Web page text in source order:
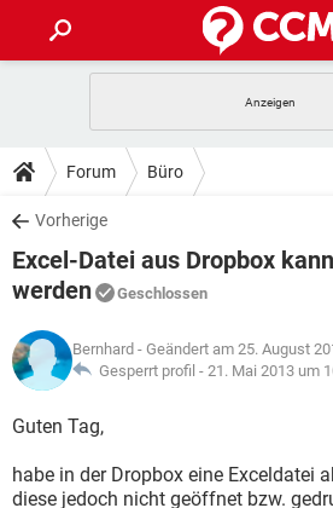
ANDROID
WINDOWS 10
WHATSAPP TIKTOK
FACEBOOK
TIPPS & TRICKS
SPIELE
WINDOWS 10
FACEBOOK
DOWNLOADS
SPIELE
ANDROID
WINDOWS 10
WHATSAPP
FACEBOOK
FORUM
ANDROID IOS
FACEBOOK
LEXIKON
SPIELE
ANDROID
WINDOWS 10
Forum Büro
Vorherige
Excel-Datei aus Dropbox
werden
Geschlossen
Bernhard - Geändert am 25. August
Gesperrt profil - 21. Mai 2013 um
Guten Tag,
habe in der Dropbox eine Exceldatei
diese jedoch nicht geöffnet bzw.